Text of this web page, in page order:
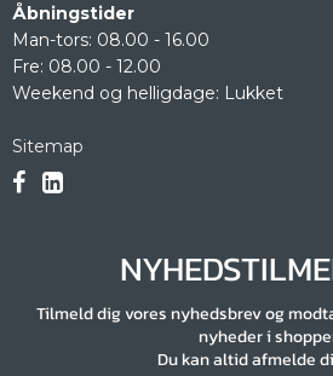
Åbningstider
Man-tors: 08.00 - 16.00
Fre: 08.00 - 12.00
Weekend og helligdage: Lukket
Sitemap
Tilmeld dig vores nyhedsbrev og
nyheder i
Du kan altid afmelde